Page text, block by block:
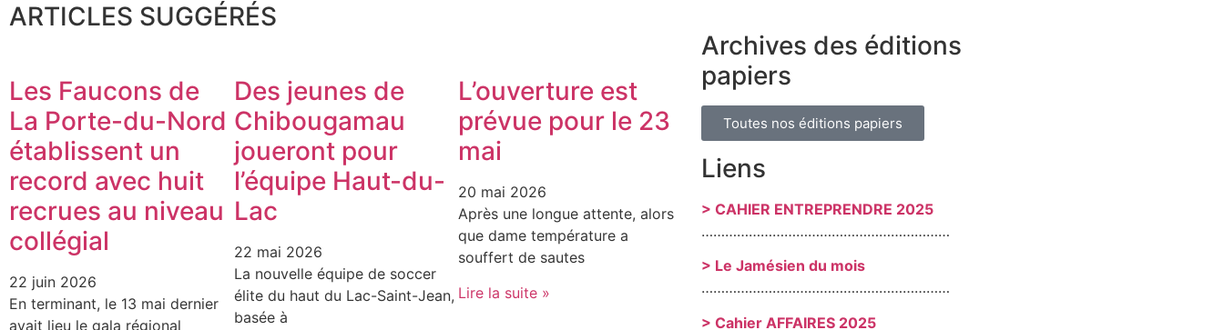
ARTICLES SUGGÉRÉS
Les Faucons de
La Porte-du-Nord
établissent un
record avec huit
recrues au niveau
collégial
22 juin 2026
En terminant, le 13 mai dernier
avait lieu le gala régional
Des jeunes de
Chibougamau
joueront pour
l’équipe Haut-du-
Lac
22 mai 2026
La nouvelle équipe de soccer
élite du haut du Lac-Saint-Jean,
basée à
L’ouverture est
prévue pour le 23
mai
20 mai 2026
Après une longue attente, alors
que dame température a
souffert de sautes
Lire la suite »
Archives des éditions
papiers
Toutes nos éditions papiers
Liens
> CAHIER ENTREPRENDRE 2025
………………………………………………………
> Le Jamésien du mois
………………………………………………………
> Cahier AFFAIRES 2025